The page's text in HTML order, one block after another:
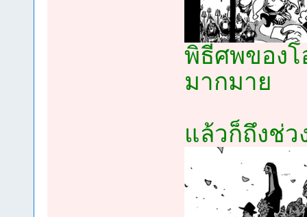
พิธีศพของโ
มากมาย
แล้วก็ถึงช่ว